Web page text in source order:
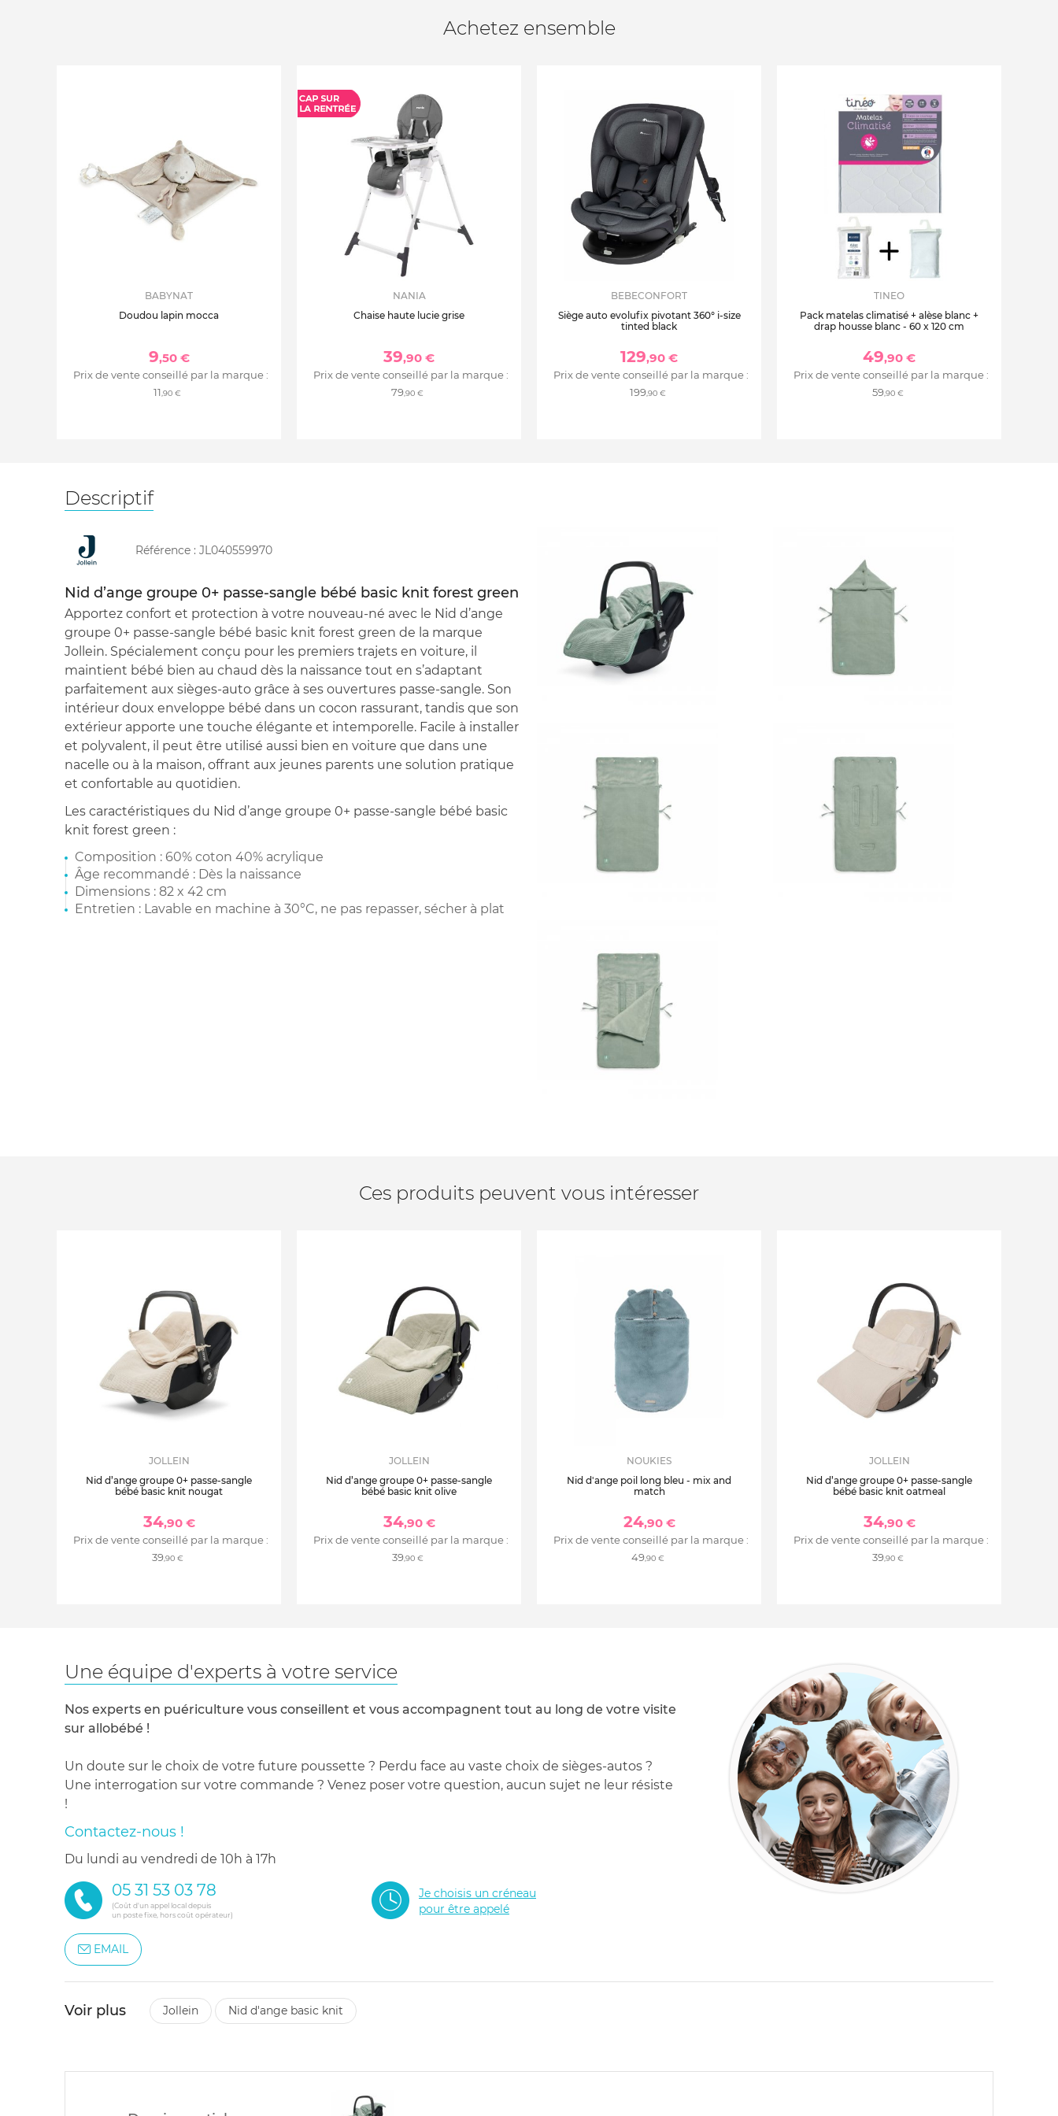
Achetez ensemble
BABYNAT
Doudou lapin mocca
9,50 €
Prix de vente conseillé par la marque :
11 ,90 €
NANIA
Chaise haute lucie grise
39,90 €
Prix de vente conseillé par la marque :
79,90 €
BEBECONFORT
Siège auto evolufix pivotant 360° i-size
tinted black
129,90 €
Prix de vente conseillé par la marque :
199,90 €
TINEO
Pack matelas climatisé + alèse blanc +
drap housse blanc - 60 x 120 cm
49,90 €
Prix de vente conseillé par la marque :
59,90 €
Descriptif
Référence : JL040559970
Nid d’ange groupe 0+ passe-sangle bébé basic knit forest green
Apportez confort et protection à votre nouveau-né avec le Nid d’ange
groupe 0+ passe-sangle bébé basic knit forest green de la marque
Jollein. Spécialement conçu pour les premiers trajets en voiture, il
maintient bébé bien au chaud dès la naissance tout en s’adaptant
parfaitement aux sièges-auto grâce à ses ouvertures passe-sangle. Son
intérieur doux enveloppe bébé dans un cocon rassurant, tandis que son
extérieur apporte une touche élégante et intemporelle. Facile à installer
et polyvalent, il peut être utilisé aussi bien en voiture que dans une
nacelle ou à la maison, offrant aux jeunes parents une solution pratique
et confortable au quotidien.
Les caractéristiques du Nid d’ange groupe 0+ passe-sangle bébé basic
knit forest green :
Composition : 60% coton 40% acrylique
Âge recommandé : Dès la naissance
Dimensions : 82 x 42 cm
Entretien : Lavable en machine à 30°C, ne pas repasser, sécher à plat
Ces produits peuvent vous intéresser
JOLLEIN
Nid d’ange groupe 0+ passe-sangle
bébé basic knit nougat
34,90 €
Prix de vente conseillé par la marque :
39,90 €
JOLLEIN
Nid d’ange groupe 0+ passe-sangle
bébé basic knit olive
34,90 €
Prix de vente conseillé par la marque :
39,90 €
NOUKIES
Nid d'ange poil long bleu - mix and
match
24,90 €
Prix de vente conseillé par la marque :
49,90 €
JOLLEIN
Nid d’ange groupe 0+ passe-sangle
bébé basic knit oatmeal
34,90 €
Prix de vente conseillé par la marque :
39,90 €
Une équipe d'experts à votre service
Nos experts en puériculture vous conseillent et vous accompagnent tout au long de votre visite
sur allobébé !
Un doute sur le choix de votre future poussette ? Perdu face au vaste choix de sièges-autos ?
Une interrogation sur votre commande ? Venez poser votre question, aucun sujet ne leur résiste
!
Contactez-nous !
du lundi au vendredi de 10h à 17h
05 31 53 03 78
(Coût d'un appel local depuis
un poste fixe, hors coût opérateur)
Je choisis un créneau
pour être appelé
EMAIL
Voir plus jollein nid d'ange basic knit